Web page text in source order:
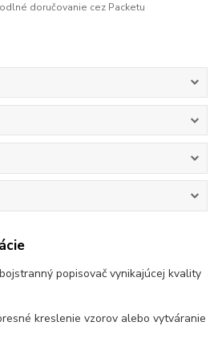
doručovanie cez Packetu
popisovač vynikajúcej kvality
kreslenie vzorov alebo vytváranie